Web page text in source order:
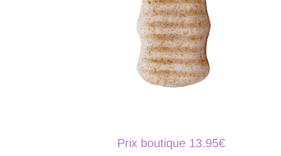
Prix boutique 13.95€